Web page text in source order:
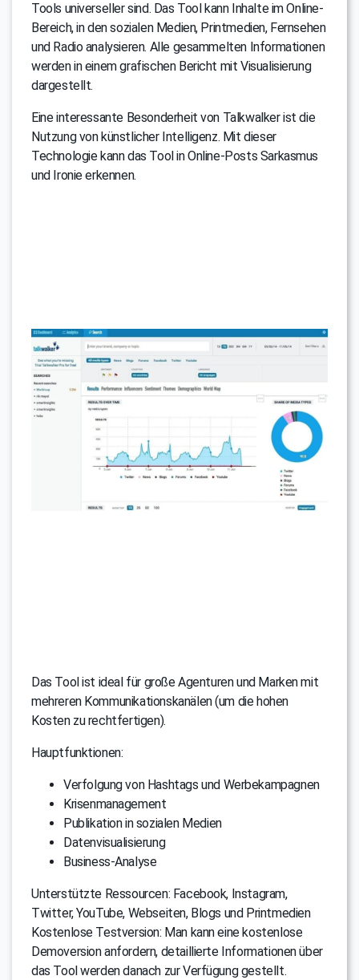
Tools universeller sind. Das Tool kann Inhalte im Online-
Bereich, in den sozialen Medien, Printmedien, Fernsehen
und Radio analysieren. Alle gesammelten Informationen
werden in einem grafischen Bericht mit Visualisierung
dargestellt.
Eine interessante Besonderheit von Talkwalker ist die
Nutzung von künstlicher Intelligenz. Mit dieser
Technologie kann das Tool in Online-Posts Sarkasmus
und Ironie erkennen.
Das Tool ist ideal für große Agenturen und Marken mit
mehreren Kommunikationskanälen (um die hohen
Kosten zu rechtfertigen).
Hauptfunktionen:
Verfolgung von Hashtags und Werbekampagnen
Krisenmanagement
Publikation in sozialen Medien
Datenvisualisierung
Business-Analyse
Unterstützte Ressourcen: Facebook, Instagram,
Twitter, YouTube, Webseiten, Blogs und Printmedien
Kostenlose Testversion: Man kann eine kostenlose
Demoversion anfordern, detaillierte Informationen über
das Tool werden danach zur Verfügung gestellt.